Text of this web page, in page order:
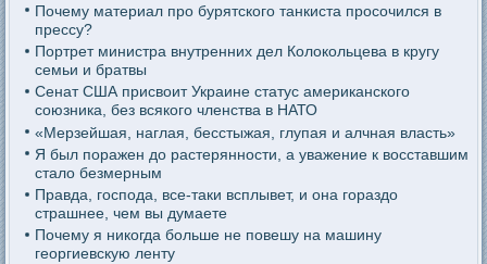
Почему материал про бурятского танкиста просочился в
прессу?
Портрет министра внутренних дел Колокольцева в кругу
семьи и братвы
Сенат США присвоит Украине статус американского
союзника, без всякого членства в НАТО
«Мерзейшая, наглая, бесстыжая, глупая и алчная власть»
Я был поражен до растерянности, а уважение к восставшим
стало безмерным
Правда, господа, все-таки всплывет, и она гораздо
страшнее, чем вы думаете
Почему я никогда больше не повешу на машину
георгиевскую ленту